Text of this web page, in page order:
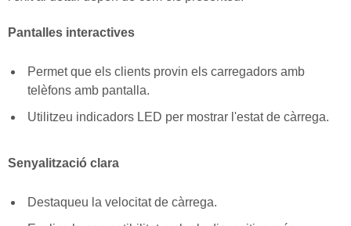
Pantalles interactives
Permet que els clients provin els carregadors amb
telèfons amb pantalla.
Utilitzeu indicadors LED per mostrar l'estat de càrrega.
Senyalització clara
Destaqueu la velocitat de càrrega.